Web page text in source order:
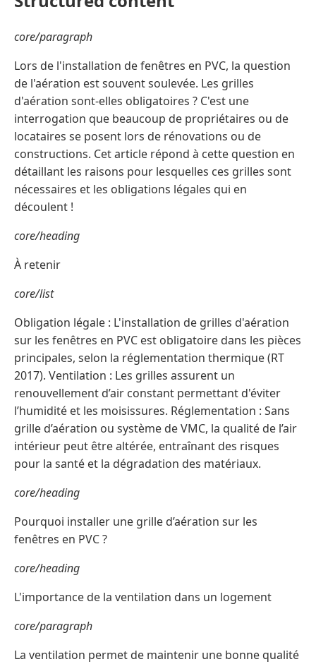
core/paragraph
Lors de l'installation de fenêtres en PVC, la question
de l'aération est souvent soulevée. Les grilles
d'aération sont-elles obligatoires ? C'est une
interrogation que beaucoup de propriétaires ou de
locataires se posent lors de rénovations ou de
constructions. Cet article répond à cette question en
détaillant les raisons pour lesquelles ces grilles sont
nécessaires et les obligations légales qui en
découlent !
core/heading
À retenir
core/list
Obligation légale : L'installation de grilles d'aération
sur les fenêtres en PVC est obligatoire dans les pièces
principales, selon la réglementation thermique (RT
2017). Ventilation : Les grilles assurent un
renouvellement d’air constant permettant d'éviter
l’humidité et les moisissures. Réglementation : Sans
grille d’aération ou système de VMC, la qualité de l’air
intérieur peut être altérée, entraînant des risques
pour la santé et la dégradation des matériaux.
core/heading
Pourquoi installer une grille d’aération sur les
fenêtres en PVC ?
core/heading
L'importance de la ventilation dans un logement
core/paragraph
La ventilation permet de maintenir une bonne qualité